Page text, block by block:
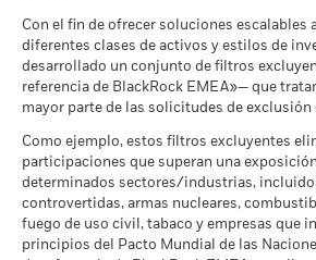
cómo se ha gestionado el fondo en el
La rentabilidad se muestra tomando
Liquidativo (VL), con reinversión de los
cuando corresponda. La rentabilidad de
valor de las divisas si su inversión se
distinta de la utilizada para el cálculo de
pasada. Fuente: Blackrock
Rendimiento medio
Favorable
Lo que puede recibir
Rendimiento medio
El escenario de tensión muestra lo que
circunstancias extremas de los
a 17 jul 2026
Clasificación Global de
Fondos de Lipper
a 17 jul 2026
Intensidad Media Ponderada
de Exposición al Carbono de
MSCI (toneladas de
emisiones de CO2 / millón de
$ en ventas)
a 17 jul 2026
MSCI - Empresas que no
cumplen lo establecido en el
Pacto Mundial de las
Naciones Unidas
a 30 jun 2026
a 30 jun 2026
MSCI - Arenas Bituminosas
a 30 jun 2026
Con el fin de ofrecer soluciones escalables
diferentes clases de activos y estilos de
desarrollado un conjunto de filtros
referencia de BlackRock EMEA»— que
mayor parte de las solicitudes de
Como ejemplo, estos filtros excluyentes
participaciones que superan una
determinados sectores/industrias,
controvertidas, armas nucleares,
fuego de uso civil, tabaco y empresas que
principios del Pacto Mundial de las